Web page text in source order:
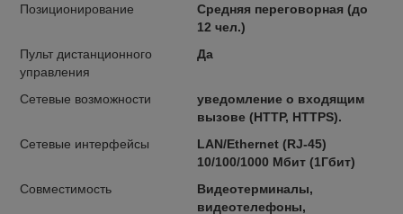
Позиционирование
Средняя переговорная (до
12 чел.)
Пульт дистанционного
управления
Да
Сетевые возможности
уведомление о входящим
вызове (HTTP, HTTPS).
Сетевые интерфейсы
LAN/Ethernet (RJ-45)
10/100/1000 Мбит (1Гбит)
Совместимость
Видеотерминалы,
видеотелефоны,